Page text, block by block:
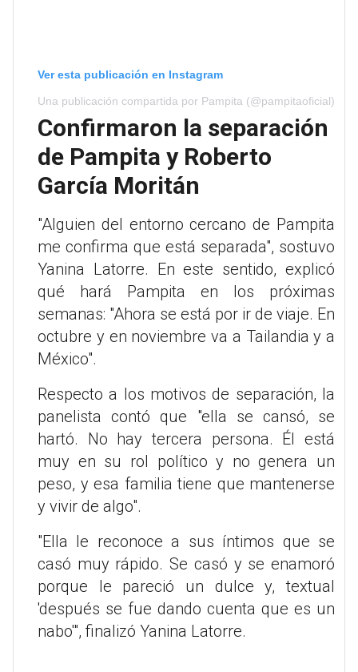
Ver esta publicación en Instagram
Una publicación compartida por Pampita (@pampitaoficial)
Confirmaron la separación
de Pampita y Roberto
García Moritán
"Alguien del entorno cercano de Pampita
me confirma que está separada", sostuvo
Yanina Latorre. En este sentido, explicó
qué hará Pampita en los próximas
semanas: "Ahora se está por ir de viaje. En
octubre y en noviembre va a Tailandia y a
México".
Respecto a los motivos de separación, la
panelista contó que "ella se cansó, se
hartó. No hay tercera persona. Él está
muy en su rol político y no genera un
peso, y esa familia tiene que mantenerse
y vivir de algo".
"Ella le reconoce a sus íntimos que se
casó muy rápido. Se casó y se enamoró
porque le pareció un dulce y, textual
'después se fue dando cuenta que es un
nabo'", finalizó Yanina Latorre.